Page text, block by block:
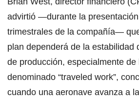
advirtió —durante la
trimestrales de la compañía—
plan dependerá de la estabilidad
de producción, especialmente de
denominado “traveled work”,
cuando una aeronave avanza a